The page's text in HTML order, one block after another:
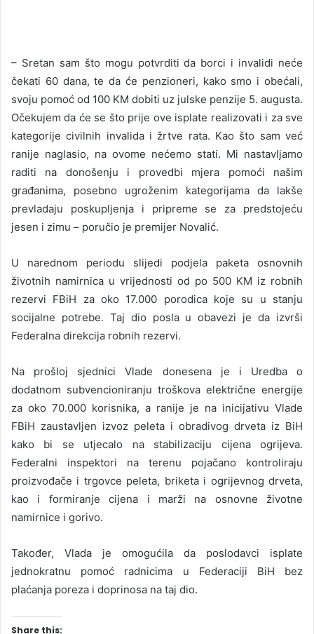
– Sretan sam što mogu potvrditi da borci i invalidi neće
čekati 60 dana, te da će penzioneri, kako smo i obećali,
svoju pomoć od 100 KM dobiti uz julske penzije 5. augusta.
Očekujem da će se što prije ove isplate realizovati i za sve
kategorije civilnih invalida i žrtve rata. Kao što sam već
ranije naglasio, na ovome nećemo stati. Mi nastavljamo
raditi na donošenju i provedbi mjera pomoći našim
građanima, posebno ugroženim kategorijama da lakše
prevladaju poskupljenja i pripreme se za predstojeću
jesen i zimu – poručio je premijer Novalić.
U narednom periodu slijedi podjela paketa osnovnih
životnih namirnica u vrijednosti od po 500 KM iz robnih
rezervi FBiH za oko 17.000 porodica koje su u stanju
socijalne potrebe. Taj dio posla u obavezi je da izvrši
Federalna direkcija robnih rezervi.
Na prošloj sjednici Vlade donesena je i Uredba o
dodatnom subvencioniranju troškova električne energije
za oko 70.000 korisnika, a ranije je na inicijativu Vlade
FBiH zaustavljen izvoz peleta i obradivog drveta iz BiH
kako bi se utjecalo na stabilizaciju cijena ogrijeva.
Federalni inspektori na terenu pojačano kontroliraju
proizvođače i trgovce peleta, briketa i ogrijevnog drveta,
kao i formiranje cijena i marži na osnovne životne
namirnice i gorivo.
Također, Vlada je omogućila da poslodavci isplate
jednokratnu pomoć radnicima u Federaciji BiH bez
plaćanja poreza i doprinosa na taj dio.
Share this: